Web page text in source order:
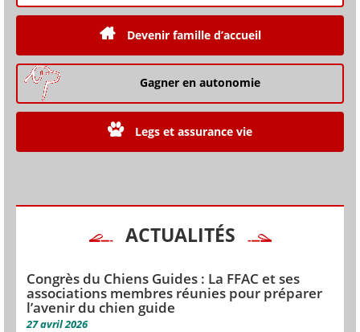
Devenir famille d’accueil
Gagner en autonomie
Legs et assurance vie
ACTUALITÉS
Congrès du Chiens Guides : La FFAC et ses
associations membres réunies pour préparer
l’avenir du chien guide
27 avril 2026